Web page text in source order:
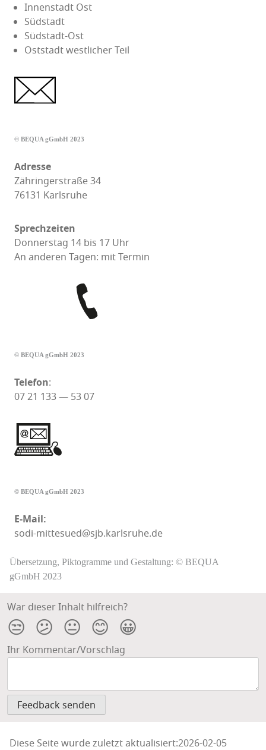
Innenstadt Ost
Südstadt
Südstadt-Ost
Oststadt westlicher Teil
© BEQUA gGmbH 2023
Adresse
Zähringerstraße 34
76131 Karlsruhe
Sprechzeiten
Donnerstag 14 bis 17 Uhr
An anderen Tagen: mit Termin
© BEQUA gGmbH 2023
Telefon:
07 21 133 — 53 07
© BEQUA gGmbH 2023
E‑Mail:
sodi-mittesued@sjb.karlsruhe.de
Übersetzung, Piktogramme und Gestaltung: © BEQUA
gGmbH 2023
War dieser Inhalt hilfreich?
😒 😕 😐 😊 😀
Ihr Kommentar/Vorschlag
Diese Seite wurde zuletzt aktualisiert:2026-02-05